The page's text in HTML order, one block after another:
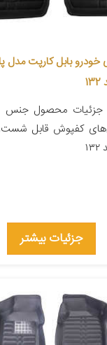
محصول جنس
ویژگی‌های کفپوش قابل
جزئیات بیشتر